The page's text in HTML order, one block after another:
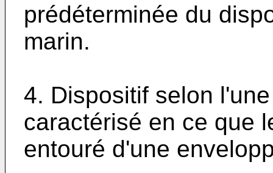
prédéterminée du
marin.
4. Dispositif selon
caractérisé en ce que
entouré d'une